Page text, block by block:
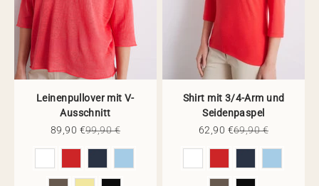
Leinenpullover mit V-
Ausschnitt
Angebot
89,90 €Regulärer Preis
99,90 €
Shirt mit 3/4-Arm und
Seidenpaspel
Angebot
62,90 €Regulärer Preis
69,90 €